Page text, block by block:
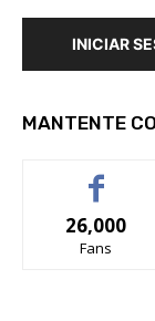
INICIAR
MANTENTE
26,000
Fans